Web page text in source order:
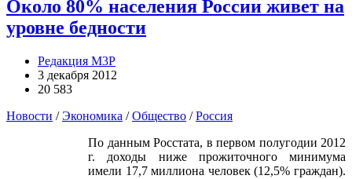
Около 80% населения России живет на
уровне бедности
Редакция М3Р
3 декабря 2012
20 583
Новости /Экономика /Общество /Россия
По данным Росстата, в первом полугодии 2012
г. доходы ниже прожиточного минимума
имели 17,7 миллиона человек (12,5% граждан).